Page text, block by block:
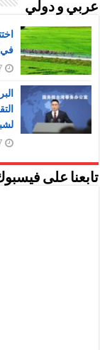
عربي و دولي
في
7
7
تابعنا على